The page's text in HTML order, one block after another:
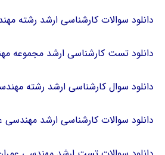
دانلود سوالات کارشناسی ارشد رشته
دانلود تست کارشناسی ارشد مجموعه
دانلود سوال کارشناسی ارشد رشته
دانلود سوالات کارشناسی ارشد مهندسی